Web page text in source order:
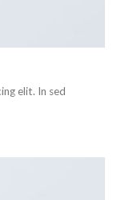
elit. In sed